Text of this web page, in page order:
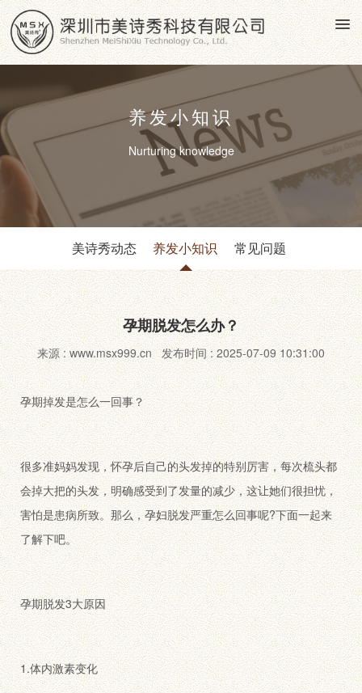
养发小知识
Nurturing knowledge
美诗秀动态 养发小知识 常见问题
孕期脱发怎么办？
来源 : www.msx999.cn 发布时间 : 2025-07-09 10:31:00
孕期掉发是怎么一回事？
很多准妈妈发现，怀孕后自己的头发掉的特别厉害，每次梳头都
会掉大把的头发，明确感受到了发量的减少，这让她们很担忧，
害怕是患病所致。那么，孕妇脱发严重怎么回事呢?下面一起来
了解下吧。
孕期脱发3大原因
1.体内激素变化